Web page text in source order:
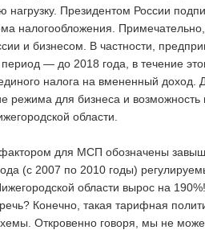
нагрузку. Президентом России
налогообложения.
и бизнесом. В частности,
— до 2018 года, в течение
налога на вмененный
режима для бизнеса и возможность
области.
для МСП обозначены
(с 2007 по 2010 годы)
области вырос на
Конечно, такая тарифная
Откровенно говоря, мы не